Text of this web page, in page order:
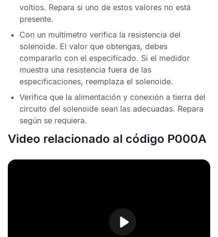
voltios. Repara si uno de estos valores no está
presente.
Con un multímetro verifica la resistencia del
solenoide. El valor que obtengas, debes
compararlo con el especificado. Si el medidor
muestra una resistencia fuera de las
especificaciones, reemplaza el solenoide.
Verifica que la alimentación y conexión a tierra del
circuito del solenoide sean las adecuadas. Repara
según se requiera.
Video relacionado al código P000A